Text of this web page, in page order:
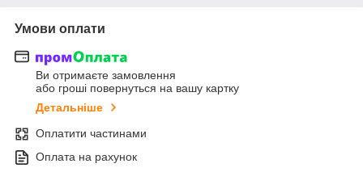
Умови оплати
Ви отримаєте замовлення
або гроші повернуться на вашу картку
Детальніше
Оплатити частинами
Оплата на рахунок